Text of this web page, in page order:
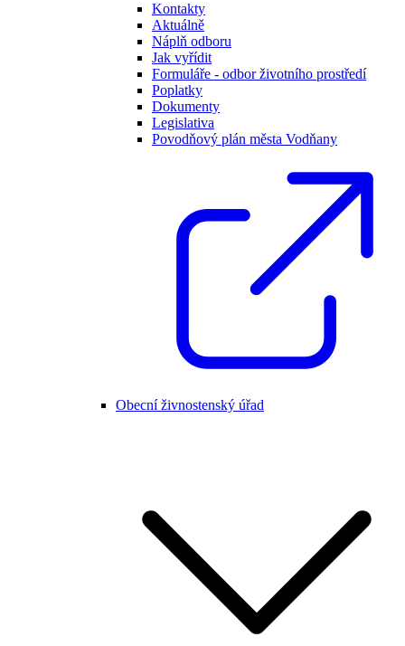
Kontakty
Aktuálně
Náplň odboru
Jak vyřídit
Formuláře - odbor životního prostředí
Poplatky
Dokumenty
Legislativa
Povodňový plán města Vodňany
Obecní živnostenský úřad